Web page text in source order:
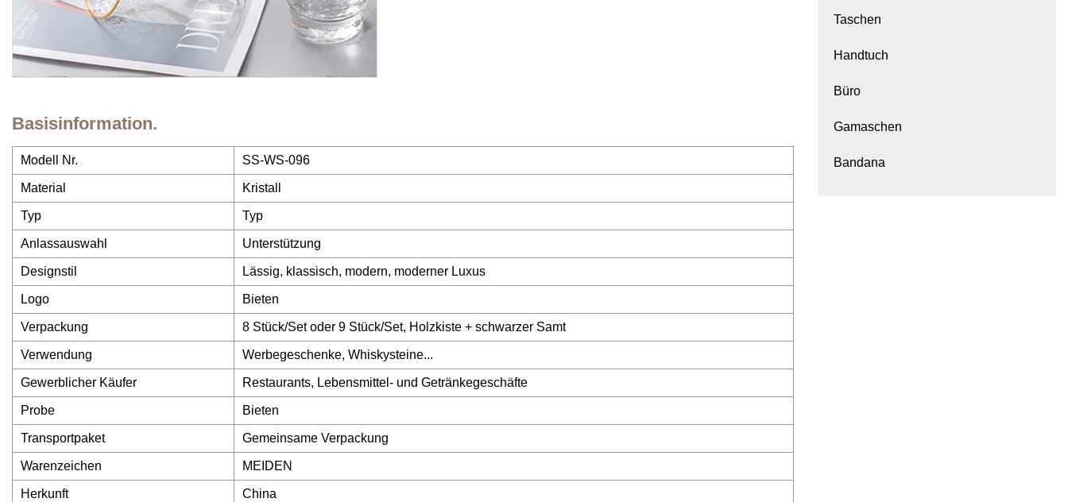
Basisinformation.
Modell Nr. SS-WS-096
Material Kristall
Typ Typ
Anlassauswahl Unterstützung
Designstil Lässig, klassisch, modern, moderner Luxus
Logo Bieten
Verpackung 8 Stück/Set oder 9 Stück/Set, Holzkiste + schwarzer Samt
Verwendung Werbegeschenke, Whiskysteine...
Gewerblicher Käufer Restaurants, Lebensmittel- und Getränkegeschäfte
Probe Bieten
Transportpaket Gemeinsame Verpackung
Warenzeichen MEIDEN
Herkunft China
Taschen
Handtuch
Büro
Gamaschen
Bandana